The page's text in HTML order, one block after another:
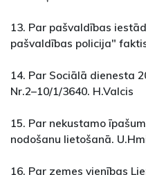
13. Par pašvaldības
pašvaldības policija"
14. Par Sociālā dienesta
Nr.2–10/1/3640. H.Valcis
15. Par nekustamo
nodošanu lietošanā.
16. Par zemes vienības